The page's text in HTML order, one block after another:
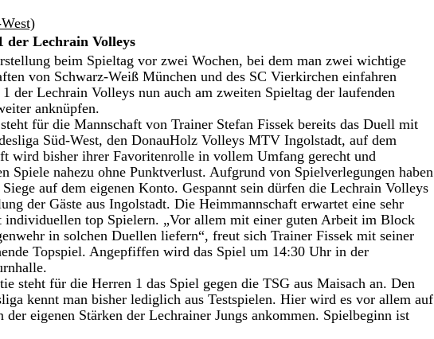
der Lechrain Volleys
beim Spieltag vor zwei Wochen, bei dem man zwei wichtige
von Schwarz-Weiß München und des SC Vierkirchen einfahren
der Lechrain Volleys nun auch am zweiten Spieltag der laufenden
anknüpfen.
für die Mannschaft von Trainer Stefan Fissek bereits das Duell mit
Süd-West, den DonauHolz Volleys MTV Ingolstadt, auf dem
wird bisher ihrer Favoritenrolle in vollem Umfang gerecht und
Spiele nahezu ohne Punktverlust. Aufgrund von Spielverlegungen haben
Siege auf dem eigenen Konto. Gespannt sein dürfen die Lechrain Volleys
der Gäste aus Ingolstadt. Die Heimmannschaft erwartet eine sehr
individuellen top Spielern. „Vor allem mit einer guten Arbeit im Block
in solchen Duellen liefern“, freut sich Trainer Fissek mit seiner
Topspiel. Angepfiffen wird das Spiel um 14:30 Uhr in der
steht für die Herren 1 das Spiel gegen die TSG aus Maisach an. Den
kennt man bisher lediglich aus Testspielen. Hier wird es vor allem auf
der eigenen Stärken der Lechrainer Jungs ankommen. Spielbeginn ist